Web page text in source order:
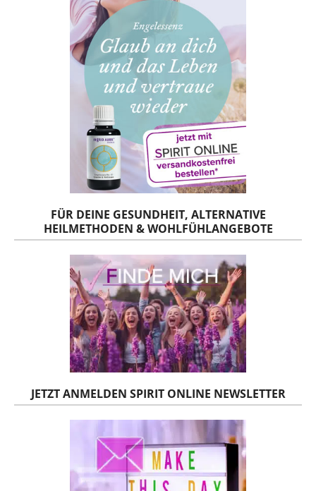
FÜR DEINE GESUNDHEIT, ALTERNATIVE
HEILMETHODEN & WOHLFÜHLANGEBOTE
JETZT ANMELDEN SPIRIT ONLINE NEWSLETTER